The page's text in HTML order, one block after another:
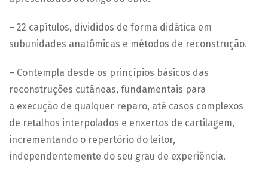
– 22 capítulos, divididos de forma didática em
subunidades anatômicas e métodos de reconstrução.
– Contempla desde os princípios básicos das
reconstruções cutâneas, fundamentais para
a execução de qualquer reparo, até casos complexos
de retalhos interpolados e enxertos de cartilagem,
incrementando o repertório do leitor,
independentemente do seu grau de experiência.